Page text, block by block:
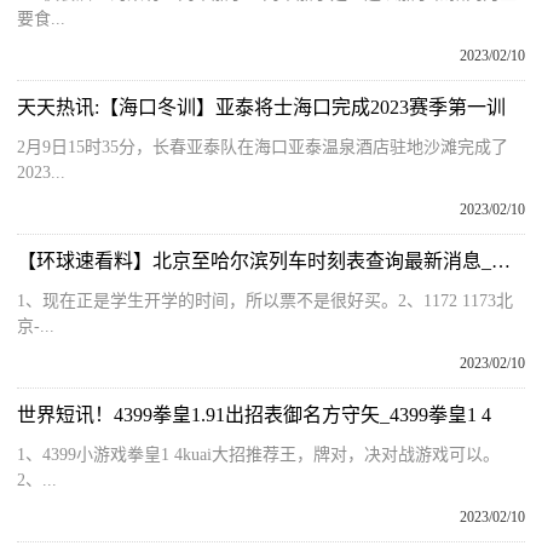
要食...
2023/02/10
天天热讯:【海口冬训】亚泰将士海口完成2023赛季第一训
2月9日15时35分，长春亚泰队在海口亚泰温泉酒店驻地沙滩完成了
2023...
2023/02/10
【环球速看料】北京至哈尔滨列车时刻表查询最新消息_北京至哈尔滨列车时刻表
1、现在正是学生开学的时间，所以票不是很好买。2、1172 1173北
京-...
2023/02/10
世界短讯！4399拳皇1.91出招表御名方守矢_4399拳皇1 4
1、4399小游戏拳皇1 4kuai大招推荐王，牌对，决对战游戏可以。
2、...
2023/02/10